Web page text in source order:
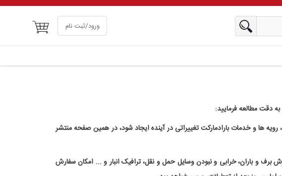
سبد خرید ورود/ثبت نام
دقت مطالعه فرمایید:
ها و خدمات بارادمارکت تغییراتی در آینده ایجاد شود، در همین صفحه منتشر
و باران، خرابی و نبودن وسایل حمل و نقل، ترافیک انبار و ... امکان سفارش